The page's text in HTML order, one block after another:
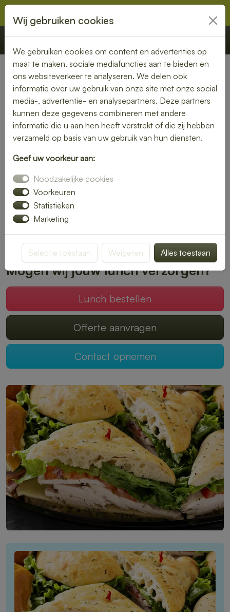
€ 0,00 Offerte Bestellen
Nederland»Friesland» Dokkum
Lunch bezorgen in Dokkum –
vers en snel bij jou thuis of op
kantoor
bezorgen in Dokkum en geniet van verse, smaakvolle
gerechten. Of je nu kiest voor een rijk belegd broodje, een
frisse salade of een warme maaltijd – wij bezorgen het bij
jou op locatie.
Plaats je bestelling online en geniet zonder zorgen van een
heerlijke lunch.
Mogen wij jouw lunch verzorgen?
Lunch bestellen
Offerte aanvragen
Contact opnemen
Wij gebruiken cookies
We gebruiken cookies om content en advertenties op
maat te maken, sociale mediafuncties aan te bieden en
ons websiteverkeer te analyseren. We delen ook
informatie over uw gebruik van onze site met onze social
media-, advertentie- en analysepartners. Deze partners
kunnen deze gegevens combineren met andere
informatie die u aan hen heeft verstrekt of die zij hebben
verzameld op basis van uw gebruik van hun diensten.
Geef uw voorkeur aan:
Noodzakelijke cookies
Voorkeuren
Statistieken
Marketing
Selectie toestaan Weigeren Alles toestaan